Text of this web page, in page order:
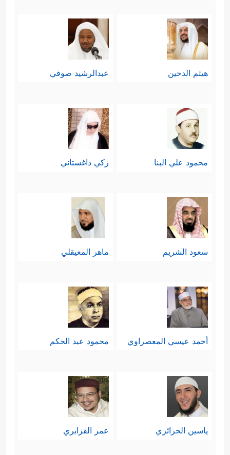
هيثم الدخين عبدالرشيد صوفي
محمود علي البنا زكي داغستاني
سعود الشريم ماهر المعيقلي
أحمد عيسي المعصراوي محمود عبد الحكم
ياسين الجزائري عمر القزابري